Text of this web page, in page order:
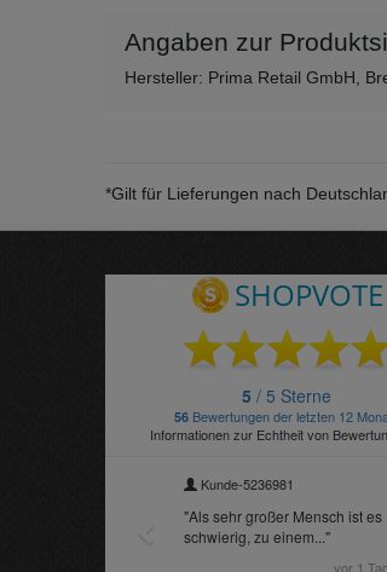
Angaben zur
Hersteller: Prima Retail GmbH,
*Gilt für Lieferungen nach